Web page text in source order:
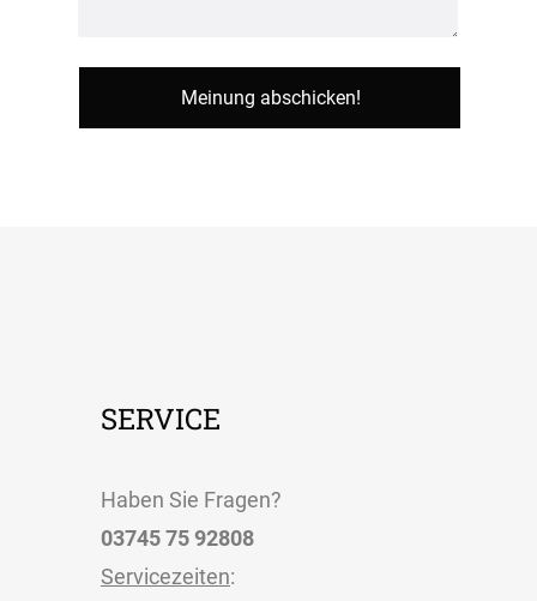
SERVICE
Haben Sie Fragen?
03745 75 92808
Servicezeiten: